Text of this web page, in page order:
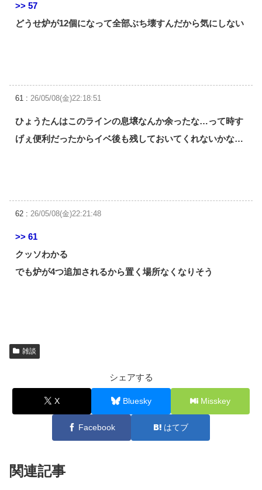
>> 57
どうせ炉が12個になって全部ぶち壊すんだから気にしない
61 : 26/05/08(金)22:18:51
ひょうたんはこのラインの息壌なんか余ったな…って時す
げぇ便利だったからイベ後も残しておいてくれないかな…
62 : 26/05/08(金)22:21:48
>> 61
クッソわかる
でも炉が4つ追加されるから置く場所なくなりそう
雑談
シェアする
X Bluesky Misskey
Facebook はてブ
関連記事